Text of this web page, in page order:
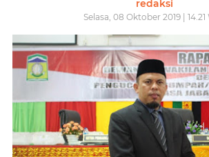
redaksi
Selasa, 08 Oktober 2019 | 14.21